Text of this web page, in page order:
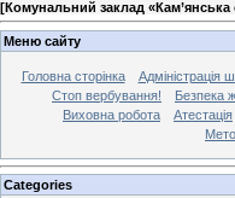
[Комунальний заклад «Кам’янська
Меню сайту
Головна сторінка Адміністрація
Стоп вербування!
Безпека
Виховна робота
Атестація
Categories